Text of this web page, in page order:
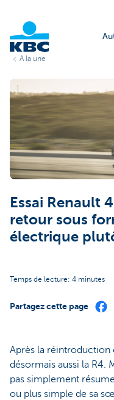
Corporate
A la une
Essai Renault
retour sous
électrique
Temps de lecture: 4 minutes
Partagez cette page
Après la réintroduction
désormais aussi la R4.
pas simplement
ou plus simple de sa